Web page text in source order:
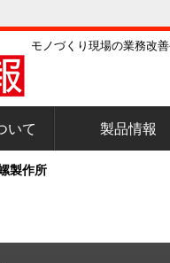
モノづくり現場の業務改
いて 製品情報
製作所